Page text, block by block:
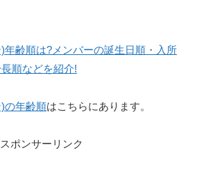
年齢順は?メンバーの誕生日順・入所
順などを紹介!
の年齢順はこちらにあります。
スポンサーリンク